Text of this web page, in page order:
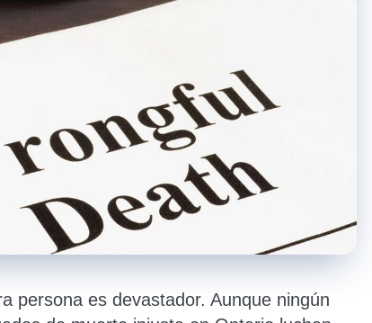
persona es devastador. Aunque ningún